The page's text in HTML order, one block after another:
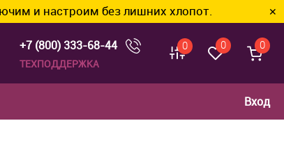
без лишних хлопот. ✕
+7 (800) 333-68-44
ТЕХПОДДЕРЖКА
0 0 0
Вход